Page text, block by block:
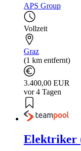
APS Group
Vollzeit
Graz
(1 km entfernt)
3.400,00 EUR
vor 4 Tagen
Elektriker